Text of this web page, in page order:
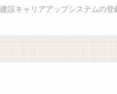
建設キャリアアップシステムの登